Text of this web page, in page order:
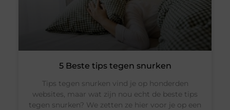
5 Beste tips tegen snurken
Tips tegen snurken vind je op honderden
websites, maar wat zijn nou echt de beste tips
tegen snurken? We zetten ze hier voor je op een